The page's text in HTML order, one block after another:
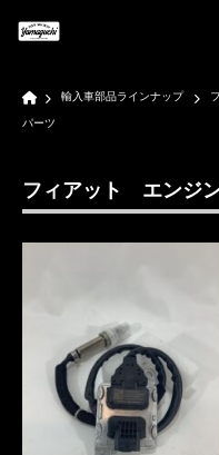
Home
輸入車部品ラインナップ
パーツ
フィアット エンジ